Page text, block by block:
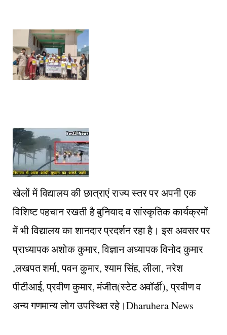
खेलों में विद्यालय की छात्राएं राज्य स्तर पर अपनी एक
विशिष्ट पहचान रखती है बुनियाद व सांस्कृतिक कार्यक्रमों
में भी विद्यालय का शानदार प्रदर्शन रहा है। इस अवसर पर
प्राध्यापक अशोक कुमार, विज्ञान अध्यापक विनोद कुमार
,लखपत शर्मा, पवन कुमार, श्याम सिंह, लीला, नरेश
पीटीआई, प्रवीण कुमार, मंजीत(स्टेट अवॉर्डी), प्रवीण व
अन्य गणमान्य लोग उपस्थित रहे।Dharuhera News